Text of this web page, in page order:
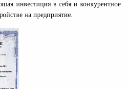
инвестиция в себя и конкурентное
на предприятие.